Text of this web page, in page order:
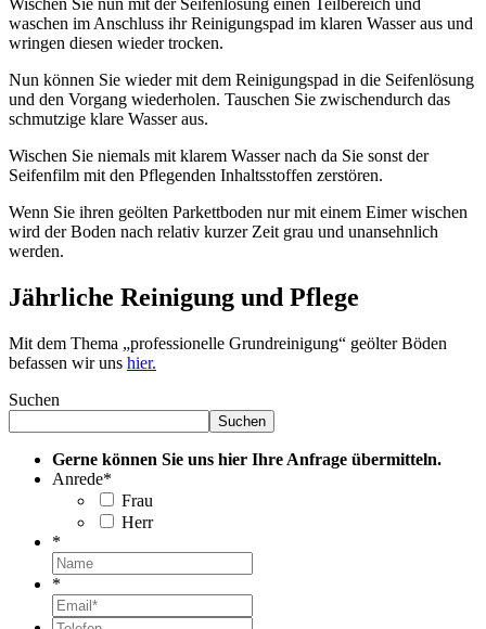
Wischen Sie nun mit der Seifenlösung einen Teilbereich und
waschen im Anschluss ihr Reinigungspad im klaren Wasser aus und
wringen diesen wieder trocken.
Nun können Sie wieder mit dem Reinigungspad in die Seifenlösung
und den Vorgang wiederholen. Tauschen Sie zwischendurch das
schmutzige klare Wasser aus.
Wischen Sie niemals mit klarem Wasser nach da Sie sonst der
Seifenfilm mit den Pflegenden Inhaltsstoffen zerstören.
Wenn Sie ihren geölten Parkettboden nur mit einem Eimer wischen
wird der Boden nach relativ kurzer Zeit grau und unansehnlich
werden.
Jährliche Reinigung und Pflege
Mit dem Thema „professionelle Grundreinigung“ geölter Böden
befassen wir uns hier.
Suchen
Suchen
Gerne können Sie uns hier Ihre Anfrage übermitteln.
Anrede*
Frau
Herr
*
*